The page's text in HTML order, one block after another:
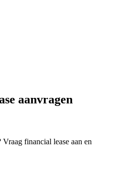
aanvragen
financial lease aan en